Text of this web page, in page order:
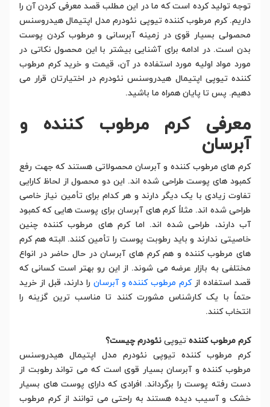
توجه تولید کرده است که ما در این مطلب قصد معرفی کردن آن را
داریم. کرم مرطوب کننده تیوپی نئودرم مدل اپتیمال هیدروسنس
محصولی بسیار قوی در زمینه آبرسانی و مرطوب کردن پوست
بدن است. در ادامه برای آشنایی بیشتر با این محصول نکاتی در
مورد مواد اولیه مورد استفاده در آن، قیمت و خرید کرم مرطوب
کننده تیوپی اپتیمال هیدروسنس نئودرم در اختیارتان قرار می
دهیم. پس تا پایان همراه ما باشید.
معرفی کرم مرطوب کننده و
آبرسان
کرم های مرطوب کننده و آبرسان محصولاتی هستند که جهت رفع
کمبود های پوست طراحی شده اند. این دو محصول از لحاظ کارایی
تفاوت زیادی با یک دیگر دارند و هر کدام برای تأمین نیاز خاصی
طراحی شده اند. مثلاً کرم های آبرسان برای پوست هایی که کمبود
آب دارند، طراحی شده اند. اما کرم های مرطوب کننده چنین
خاصیتی ندارند و باید رطوبت پوست را تأمین کنند. البته هم کرم
های مرطوب کننده و هم کرم های آبرسان در حال حاضر در انواع
مختلفی به بازار عرضه می شوند. از این رو بهتر است کسانی که
قصد استفاده ازکرم مرطوب کننده و آبرسان را دارند، قبل از خرید
حتماً با یک کارشناس مشورت کنند تا مناسب ترین گزینه را
انتخاب کنند.
کرم مرطوب کننده تیوپی نئودرم چیست؟
کرم مرطوب کننده تیوپی نئودرم مدل اپتیمال هیدروسنس
مرطوب کننده و آبرسان بسیار قوی است که می تواند رطوبت از
دست رفته پوست را برگرداند. افرادی که دارای پوست های بسیار
خشک و آسیب دیده هستند به راحتی می توانند از کرم مرطوب